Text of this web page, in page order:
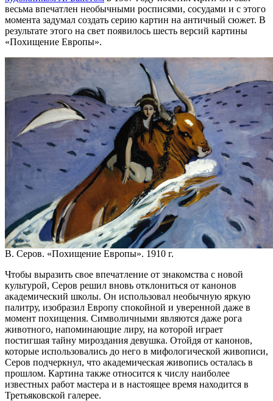
весьма впечатлен необычными росписями, сосудами и с этого
момента задумал создать серию картин на античный сюжет. В
результате этого на свет появилось шесть версий картины
«Похищение Европы».
В. Серов. «Похищение Европы». 1910 г.
Чтобы выразить свое впечатление от знакомства с новой
культурой, Серов решил вновь отклониться от канонов
академический школы. Он использовал необычную яркую
палитру, изобразил Европу спокойной и уверенной даже в
момент похищения. Символичными являются даже рога
животного, напоминающие лиру, на которой играет
постигшая тайну мироздания девушка. Отойдя от канонов,
которые использовались до него в мифологической живописи,
Серов подчеркнул, что академическая живопись осталась в
прошлом. Картина также относится к числу наиболее
известных работ мастера и в настоящее время находится в
Третьяковской галерее.